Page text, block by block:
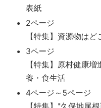
表紙
2ページ
【特集】資源物はど
3ページ
【特集】原村健康
養・食生活
4ページ～5ページ
【特集】"久保地尾